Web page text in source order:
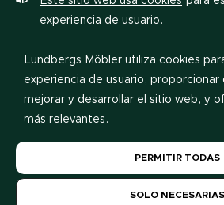
Política de privacidad
experiencia de usuario.
Lundbergs Möbler utiliza cookies
experiencia de usuario, proporcionar
mejorar y desarrollar el sitio web, y
más relevantes.
cambiar su elección más tarde,
SOLO NECESARIAS
PERMITIR TODAS